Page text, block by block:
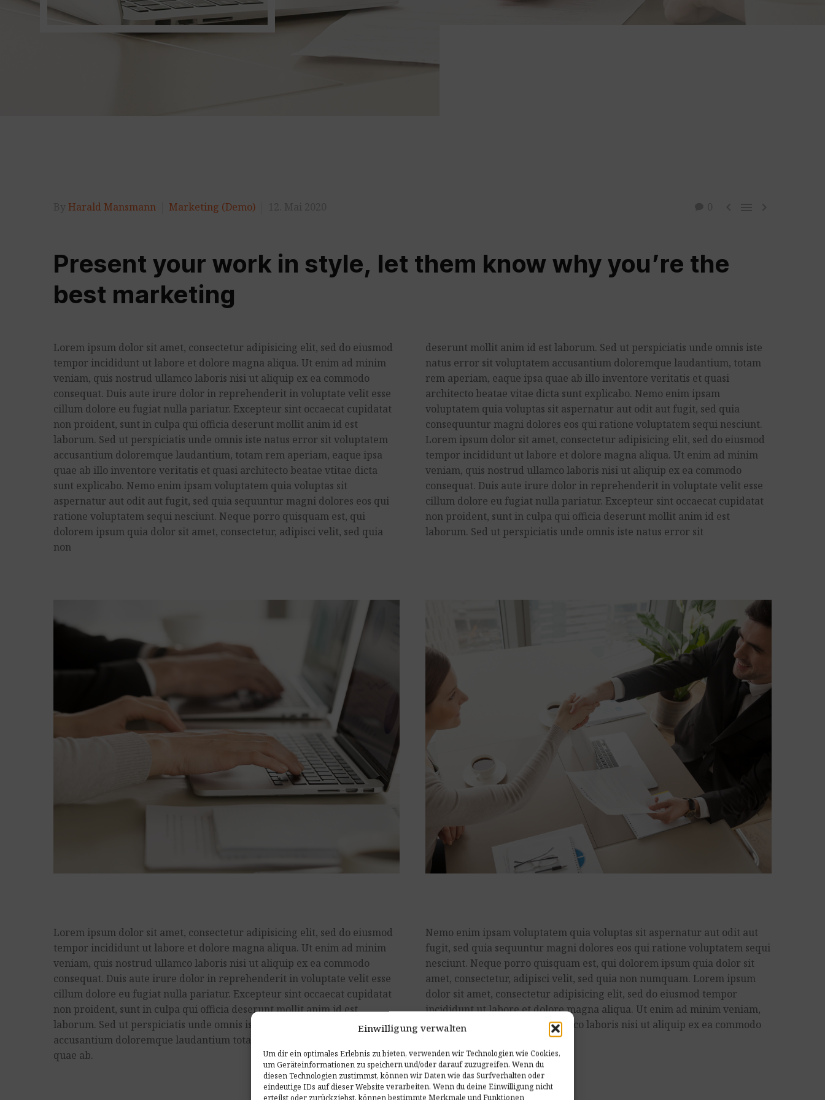
Einwilligung verwalten
Um dir ein optimales Erlebnis zu bieten, verwenden wir Technologien wie Cookies,
um Geräteinformationen zu speichern und/oder darauf zuzugreifen. Wenn du
diesen Technologien zustimmst, können wir Daten wie das Surfverhalten oder
eindeutige IDs auf dieser Website verarbeiten. Wenn du deine Einwilligung nicht
erteilst oder zurückziehst, können bestimmte Merkmale und Funktionen
Harald Mansmann Marketing (Demo)
Present your work in style, let them know why you’re the
best marketing
Lorem ipsum dolor sit amet, consectetur adipisicing elit, sed do eiusmod
tempor incididunt ut labore et dolore magna aliqua. Ut enim ad minim
veniam, quis nostrud ullamco laboris nisi ut aliquip ex ea commodo
consequat. Duis aute irure dolor in reprehenderit in voluptate velit esse
cillum dolore eu fugiat nulla pariatur. Excepteur sint occaecat cupidatat
non proident, sunt in culpa qui officia deserunt mollit anim id est
laborum. Sed ut perspiciatis unde omnis iste natus error sit voluptatem
accusantium doloremque laudantium, totam rem aperiam, eaque ipsa
quae ab illo inventore veritatis et quasi architecto beatae vtitae dicta
sunt explicabo. Nemo enim ipsam voluptatem quia voluptas sit
aspernatur aut odit aut fugit, sed quia sequuntur magni dolores eos qui
ratione voluptatem sequi nesciunt. Neque porro quisquam est, qui
dolorem ipsum quia dolor sit amet, consectetur, adipisci velit, sed quia
non
deserunt mollit anim id est laborum. Sed ut perspiciatis unde omnis iste
natus error sit voluptatem accusantium doloremque laudantium, totam
rem aperiam, eaque ipsa quae ab illo inventore veritatis et quasi
architecto beatae vitae dicta sunt explicabo. Nemo enim ipsam
voluptatem quia voluptas sit aspernatur aut odit aut fugit, sed quia
consequuntur magni dolores eos qui ratione voluptatem sequi nesciunt.
Lorem ipsum dolor sit amet, consectetur adipisicing elit, sed do eiusmod
tempor incididunt ut labore et dolore magna aliqua. Ut enim ad minim
veniam, quis nostrud ullamco laboris nisi ut aliquip ex ea commodo
consequat. Duis aute irure dolor in reprehenderit in voluptate velit esse
cillum dolore eu fugiat nulla pariatur. Excepteur sint occaecat cupidatat
non proident, sunt in culpa qui officia deserunt mollit anim id est
laborum. Sed ut perspiciatis unde omnis iste natus error sit
Lorem ipsum dolor sit amet, consectetur adipisicing elit, sed do eiusmod
tempor incididunt ut labore et dolore magna aliqua. Ut enim ad minim
veniam, quis nostrud ullamco laboris nisi ut aliquip ex ea commodo
consequat. Duis aute irure dolor in reprehenderit in voluptate velit esse
cillum dolore eu fugiat nulla pariatur. Excepteur sint occaecat cupidatat
non proident, sunt in culpa qui officia deserunt mollit anim id est
laborum. Sed ut perspiciatis unde omnis iste natus error sit voluptatem
accusantium doloremque laudantium totam rem aperiam eaque ipsa
quae ab.
Nemo enim ipsam voluptatem quia voluptas sit aspernatur aut odit aut
fugit, sed quia sequuntur magni dolores eos qui ratione voluptatem sequi
nesciunt. Neque porro quisquam est, qui dolorem ipsum quia dolor sit
amet, consectetur, adipisci velit, sed quia non numquam. Lorem ipsum
dolor sit amet, consectetur adipisicing elit, sed do eiusmod tempor
incididunt ut labore et dolore magna aliqua. Ut enim ad minim veniam,
quis nostrud exercitation ullamco laboris nisi ut aliquip ex ea commodo